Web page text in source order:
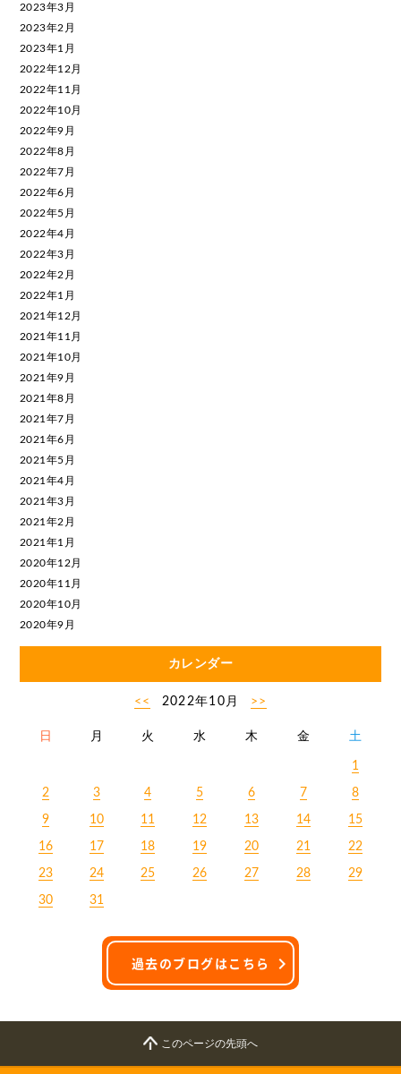
2023年3月
2023年2月
2023年1月
2022年12月
2022年11月
2022年10月
2022年9月
2022年8月
2022年7月
2022年6月
2022年5月
2022年4月
2022年3月
2022年2月
2022年1月
2021年12月
2021年11月
2021年10月
2021年9月
2021年8月
2021年7月
2021年6月
2021年5月
2021年4月
2021年3月
2021年2月
2021年1月
2020年12月
2020年11月
2020年10月
2020年9月
カレンダー
<< 2022年10月 >>
日 月 火 水 木 金 土
1
2 3 4 5 6 7 8
9 10 11 12 13 14 15
16 17 18 19 20 21 22
23 24 25 26 27 28 29
30 31
過去のブログはこちら
このページの先頭へ